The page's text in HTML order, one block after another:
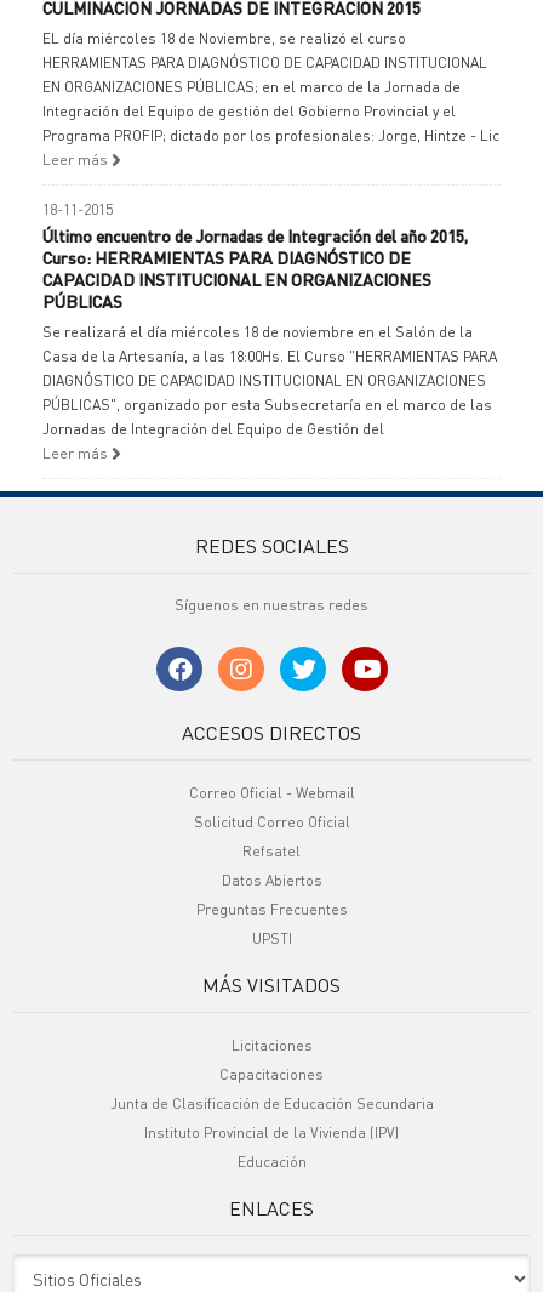
CULMINACION JORNADAS DE INTEGRACION 2015
EL día miércoles 18 de Noviembre, se realizó el curso
HERRAMIENTAS PARA DIAGNÓSTICO DE CAPACIDAD INSTITUCIONAL
EN ORGANIZACIONES PÚBLICAS; en el marco de la Jornada de
Integración del Equipo de gestión del Gobierno Provincial y el
Programa PROFIP; dictado por los profesionales: Jorge, Hintze - Lic
Leer más
18-11-2015
Último encuentro de Jornadas de Integración del año 2015,
Curso: HERRAMIENTAS PARA DIAGNÓSTICO DE
CAPACIDAD INSTITUCIONAL EN ORGANIZACIONES
PÚBLICAS
Se realizará el día miércoles 18 de noviembre en el Salón de la
Casa de la Artesanía, a las 18:00Hs. El Curso "HERRAMIENTAS PARA
DIAGNÓSTICO DE CAPACIDAD INSTITUCIONAL EN ORGANIZACIONES
PÚBLICAS", organizado por esta Subsecretaría en el marco de las
Jornadas de Integración del Equipo de Gestión del
Leer más
REDES SOCIALES
Síguenos en nuestras redes
ACCESOS DIRECTOS
Correo Oficial - Webmail
Solicitud Correo Oficial
Refsatel
Datos Abiertos
Preguntas Frecuentes
UPSTI
MÁS VISITADOS
Licitaciones
Capacitaciones
Junta de Clasificación de Educación Secundaria
Instituto Provincial de la Vivienda (IPV)
Educación
ENLACES